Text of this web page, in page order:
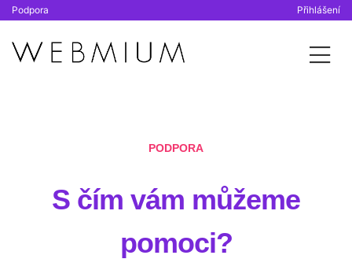
PODPORA
S čím vám můžeme
pomoci?
Podpora Přihlášení